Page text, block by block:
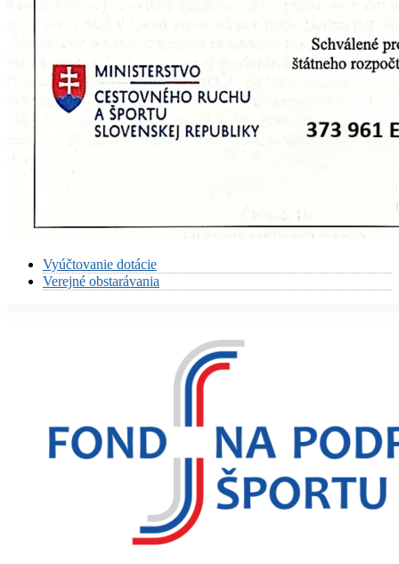
Vyúčtovanie dotácie
Verejné obstarávania